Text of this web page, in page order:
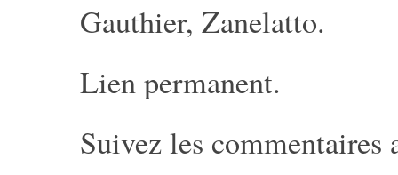
Gauthier, Zanelatto.
Lien permanent.
Suivez les commentaires